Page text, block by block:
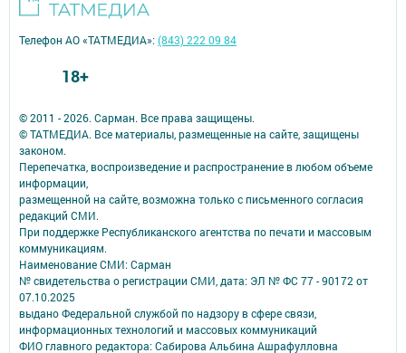
© 2011 - 2026. Сарман. Все права защищены.
© ТАТМЕДИА. Все материалы, размещенные на сайте, защищены
законом.
Перепечатка, воспроизведение и распространение в любом объеме
информации,
размещенной на сайте, возможна только с письменного согласия
редакций СМИ.
При поддержке Республиканского агентства по печати и массовым
коммуникациям.
Наименование СМИ: Сарман
№ свидетельства о регистрации СМИ, дата: ЭЛ № ФС 77 - 90172 от
07.10.2025
выдано Федеральной службой по надзору в сфере связи,
информационных технологий и массовых коммуникаций
ФИО главного редактора: Сабирова Альбина Ашрафулловна
Телефон АО «ТАТМЕДИА»:(843) 222 09 84
18+